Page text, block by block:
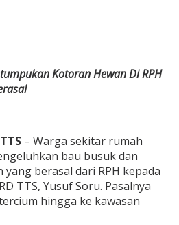
Kotoran Hewan Di RPH
– Warga sekitar rumah
bau busuk dan
berasal dari RPH kepada
TTS, Yusuf Soru. Pasalnya
hingga ke kawasan